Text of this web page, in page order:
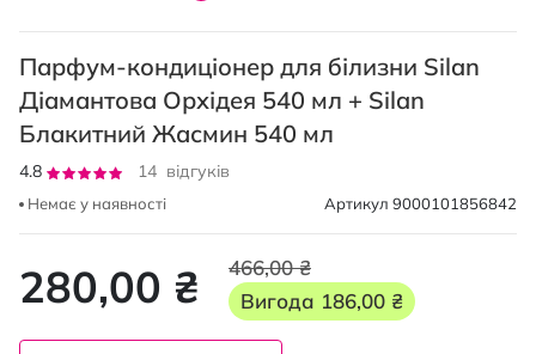
Парфум-кондиціонер для білизни Silan
Діамантова Орхідея 540 мл + Silan
Блакитний Жасмин 540 мл
Рейтинг:
4.8
14 відгуків
Немає у наявності Артикул 9000101856842
280,00 ₴
466,00 ₴
Вигода 186,00 ₴